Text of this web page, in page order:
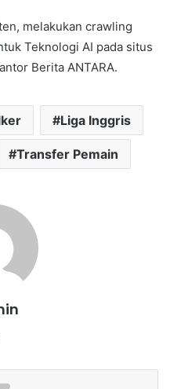
melakukan crawling
Teknologi AI pada situs
Berita ANTARA.
Liga Inggris
Transfer Pemain
te